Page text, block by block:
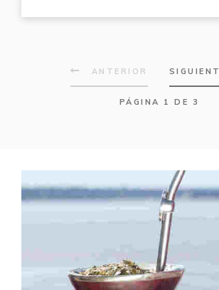
PÁGINA 1 DE 3
ANTERIOR